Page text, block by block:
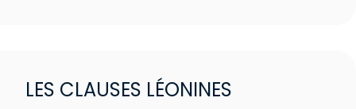
LES CLAUSES LÉONINES